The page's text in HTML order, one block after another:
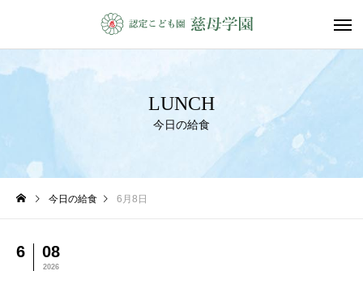
LUNCH
今日の給食
今日の給食 6月8日
6 08
2026